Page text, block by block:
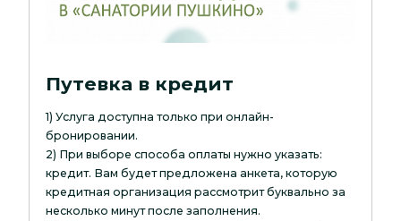
Путевка в кредит
1) Услуга доступна только при онлайн-
бронировании.
2) При выборе способа оплаты нужно указать:
кредит. Вам будет предложена анкета, которую
кредитная организация рассмотрит буквально за
несколько минут после заполнения.